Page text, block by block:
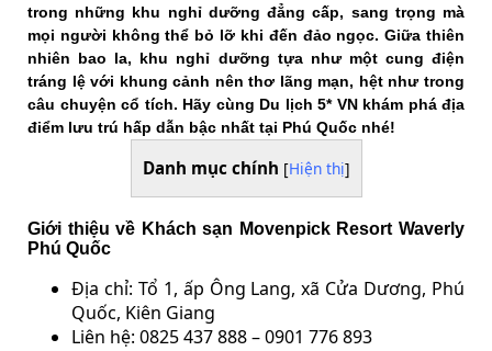
trong những khu nghỉ dưỡng đẳng cấp, sang trọng mà
mọi người không thể bỏ lỡ khi đến đảo ngọc. Giữa thiên
nhiên bao la, khu nghỉ dưỡng tựa như một cung điện
tráng lệ với khung cảnh nên thơ lãng mạn, hệt như trong
câu chuyện cổ tích. Hãy cùng Du lịch 5* VN khám phá địa
điểm lưu trú hấp dẫn bậc nhất tại Phú Quốc nhé!
Danh mục chính [Hiện thị]
Giới thiệu về Khách sạn Movenpick Resort Waverly
Phú Quốc
Địa chỉ: Tổ 1, ấp Ông Lang, xã Cửa Dương, Phú
Quốc, Kiên Giang
Liên hệ: 0825 437 888 – 0901 776 893